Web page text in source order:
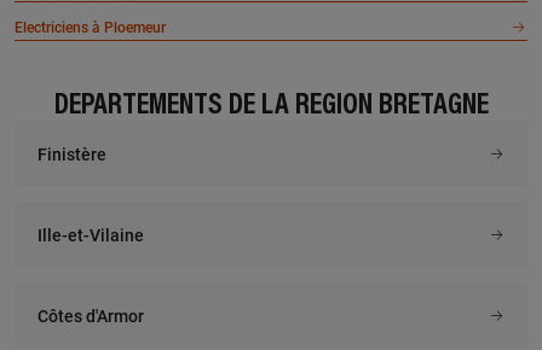
Electriciens à Ploemeur
DÉPARTEMENTS DE LA RÉGION BRETAGNE
Finistère
Ille-et-Vilaine
Côtes d'Armor